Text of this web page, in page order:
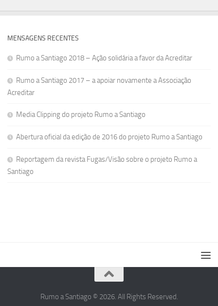
MENSAGENS RECENTES
Rumo a Santiago 2018 – Ação solidária a favor da Acreditar
Rumo a Santiago 2017 – a apoiar novamente a Associação
Acreditar
Media Clipping do projeto Rumo a Santiago
Abertura oficial da edição de 2016 do projeto Rumo a Santiago
Reportagem da revista Fugas/Visão sobre o projeto Rumo a
Santiago
Rumo a Santiago © 2026. All Rights Reserved.